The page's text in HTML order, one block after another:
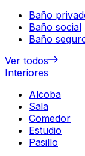
Baño
Baño social
Baño
Ver todos
Interiores
Alcoba
Sala
Comedor
Estudio
Pasillo